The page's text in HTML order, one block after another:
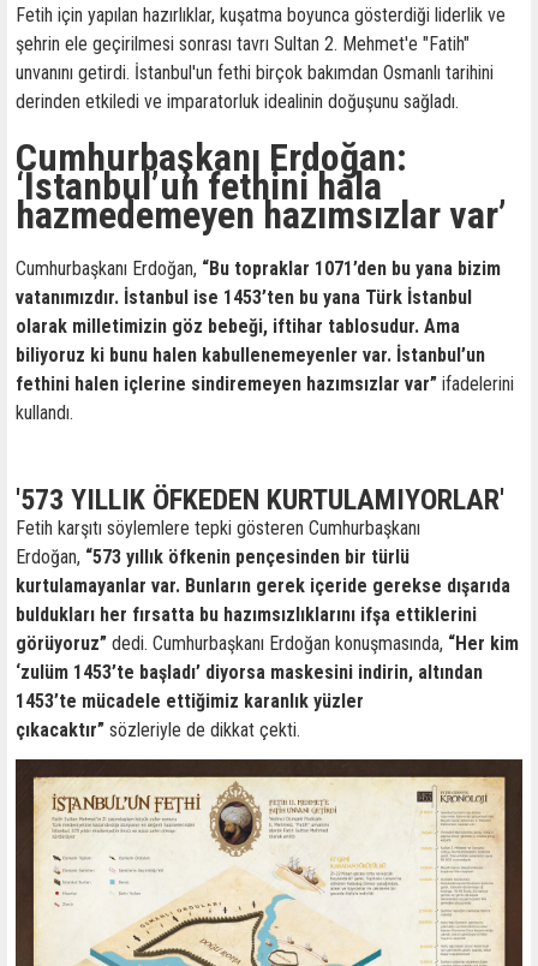
Fetih için yapılan hazırlıklar, kuşatma boyunca gösterdiği liderlik ve
şehrin ele geçirilmesi sonrası tavrı Sultan 2. Mehmet'e "Fatih"
unvanını getirdi. İstanbul'un fethi birçok bakımdan Osmanlı tarihini
derinden etkiledi ve imparatorluk idealinin doğuşunu sağladı.
Cumhurbaşkanı Erdoğan:
‘İstanbul’un fethini hala
hazmedemeyen hazımsızlar var’
Cumhurbaşkanı Erdoğan, “Bu topraklar 1071’den bu yana bizim
vatanımızdır. İstanbul ise 1453’ten bu yana Türk İstanbul
olarak milletimizin göz bebeği, iftihar tablosudur. Ama
biliyoruz ki bunu halen kabullenemeyenler var. İstanbul’un
fethini halen içlerine sindiremeyen hazımsızlar var” ifadelerini
kullandı.
'573 YILLIK ÖFKEDEN KURTULAMIYORLAR'
Fetih karşıtı söylemlere tepki gösteren Cumhurbaşkanı
Erdoğan, “573 yıllık öfkenin pençesinden bir türlü
kurtulamayanlar var. Bunların gerek içeride gerekse dışarıda
buldukları her fırsatta bu hazımsızlıklarını ifşa ettiklerini
görüyoruz” dedi. Cumhurbaşkanı Erdoğan konuşmasında, “Her kim
‘zulüm 1453’te başladı’ diyorsa maskesini indirin, altından
1453’te mücadele ettiğimiz karanlık yüzler
çıkacaktır” sözleriyle de dikkat çekti.